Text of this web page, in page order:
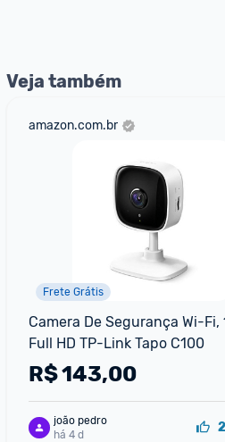
Veja também
amazon.com.br
Frete Grátis
Camera De Segurança Wi-Fi,
Full HD TP-Link Tapo C100
R$143,00
joão pedro
há 4 d
2